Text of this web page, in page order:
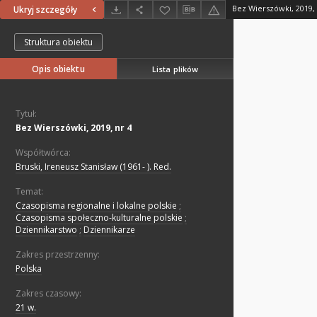
Ukryj szczegóły Bez Wierszówki,
Struktura obiektu
Opis obiektu Lista plików
Tytuł:
Bez Wierszówki, 2019, nr 4
Współtwórca:
Bruski, Ireneusz Stanisław (1961- ). Red.
Temat:
Czasopisma regionalne i lokalne polskie ;
Czasopisma społeczno-kulturalne polskie ;
Dziennikarstwo ; Dziennikarze
Zakres przestrzenny:
Polska
Zakres czasowy:
21 w.